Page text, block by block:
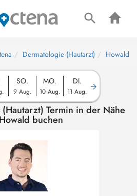
Dermatologie (Hautarzt) Howald
SO.
9 Aug.
MO.
10 Aug.
DI.
11 Aug.
Termin in der Nähe
buchen